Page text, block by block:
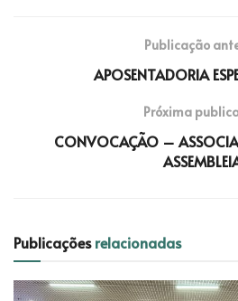
Publicação
APOSENTADORIA
Próxima
CONVOCAÇÃO –
Publicaçõesrelacionadas